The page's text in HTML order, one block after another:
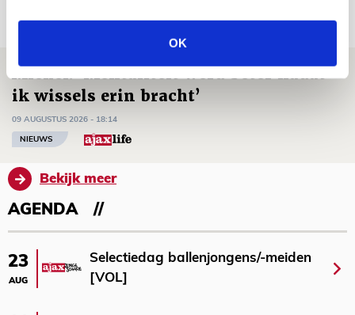
OK
NIEUWS
Míchel: ‘Mentaliteit werd beter nadat
ik wissels erin bracht’
09 AUGUSTUS 2026 - 18:14
NIEUWS
Bekijk meer
AGENDA
23
AUG
Selectiedag ballenjongens/-meiden
[VOL]